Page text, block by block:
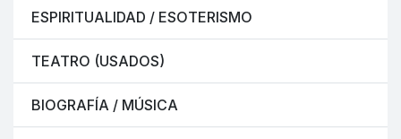
ESPIRITUALIDAD / ESOTERISMO
TEATRO (USADOS)
BIOGRAFÍA / MÚSICA